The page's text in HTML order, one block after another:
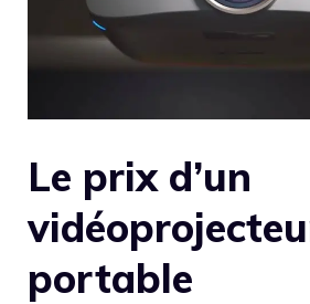
Le prix d’un
portable